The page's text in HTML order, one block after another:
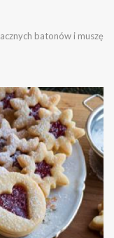
batonów i muszę